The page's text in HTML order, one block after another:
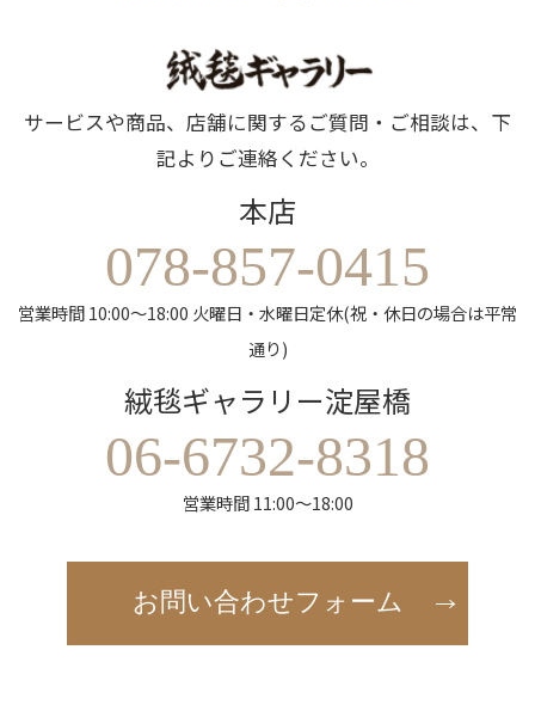
サービスや商品、店舗に関するご質問・ご相談は、下
記よりご連絡ください。
本店
078-857-0415
営業時間 10:00～18:00 火曜日・水曜日定休(祝・休日の場合は平常
通り)
絨毯ギャラリー淀屋橋
06-6732-8318
営業時間 11:00～18:00
お問い合わせフォーム